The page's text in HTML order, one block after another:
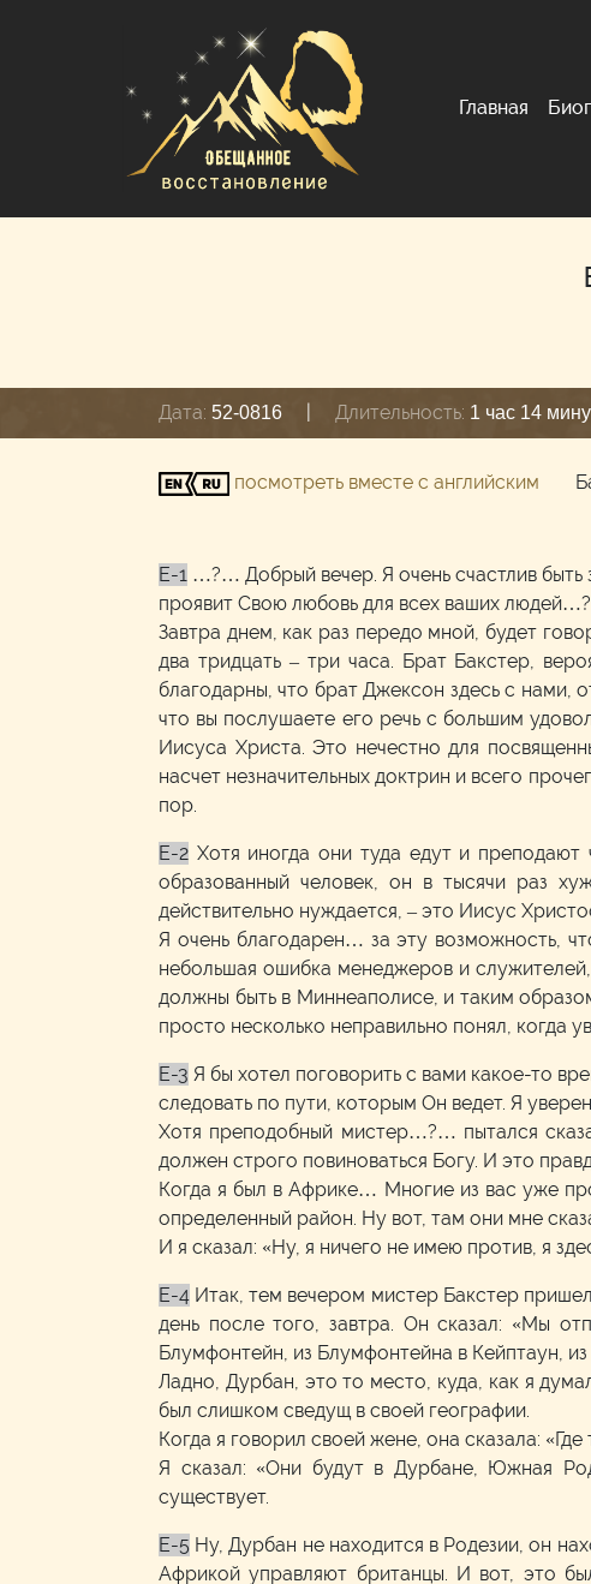
Главная
Дата: 52-0816 Длительность: 1 час 14
посмотреть вместе с английским
E-1 …?… Добрый вечер. Я очень счастлив быть
проявит Свою любовь для всех ваших
Завтра днем, как раз передо мной, будет
два тридцать – три часа. Брат Бакстер,
благодарны, что брат Джексон здесь с нами,
что вы послушаете его речь с большим
Иисуса Христа. Это нечестно для
насчет незначительных доктрин и всего
пор.
E-2 Хотя иногда они туда едут и
образованный человек, он в тысячи раз
действительно нуждается, – это Иисус
Я очень благодарен… за эту возможность,
небольшая ошибка менеджеров и
должны быть в Миннеаполисе, и таким
просто несколько неправильно понял,
E-3 Я бы хотел поговорить с вами какое-то
следовать по пути, которым Он ведет. Я
Хотя преподобный мистер…?… пытался
должен строго повиноваться Богу. И это
Когда я был в Африке… Многие из вас уже
определенный район. Ну вот, там они мне
И я сказал: «Ну, я ничего не имею против, я
E-4 Итак, тем вечером мистер Бакстер
день после того, завтра. Он сказал: «Мы
Блумфонтейн, из Блумфонтейна в Кейптаун,
Ладно, Дурбан, это то место, куда, как я
был слишком сведущ в своей географии.
Когда я говорил своей жене, она сказала:
Я сказал: «Они будут в Дурбане, Южная
существует.
E-5 Ну, Дурбан не находится в Родезии, он
Африкой управляют британцы. И вот, это